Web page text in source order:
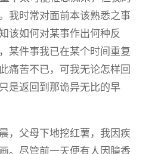
我时常对面前本该熟悉之事
该如何对某事作出何种反
某件事我已在某个时间重复
痛苦不已，可我无论怎样回
是返回到那诡异无比的早
，父母下地挖红薯，我因疾
。尽管前一天便有人因臆香